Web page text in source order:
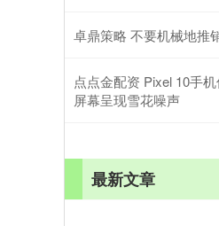
卓鼎策略 不要机械地推
点点金配资 Pixel 10手
屏幕呈现雪花噪声
最新文章